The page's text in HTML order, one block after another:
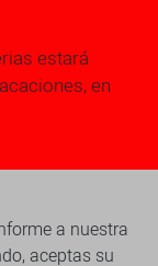
estará
en
a nuestra
aceptas su